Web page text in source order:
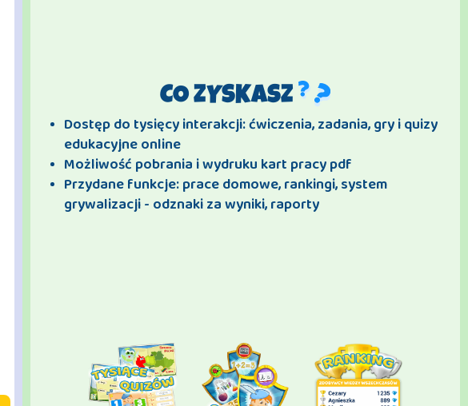
CO ZYSKASZ
Dostęp do tysięcy interakcji: ćwiczenia, zadania, gry i quizy
edukacyjne online
Możliwość pobrania i wydruku kart pracy pdf
Przydane funkcje: prace domowe, rankingi, system
grywalizacji - odznaki za wyniki, raporty